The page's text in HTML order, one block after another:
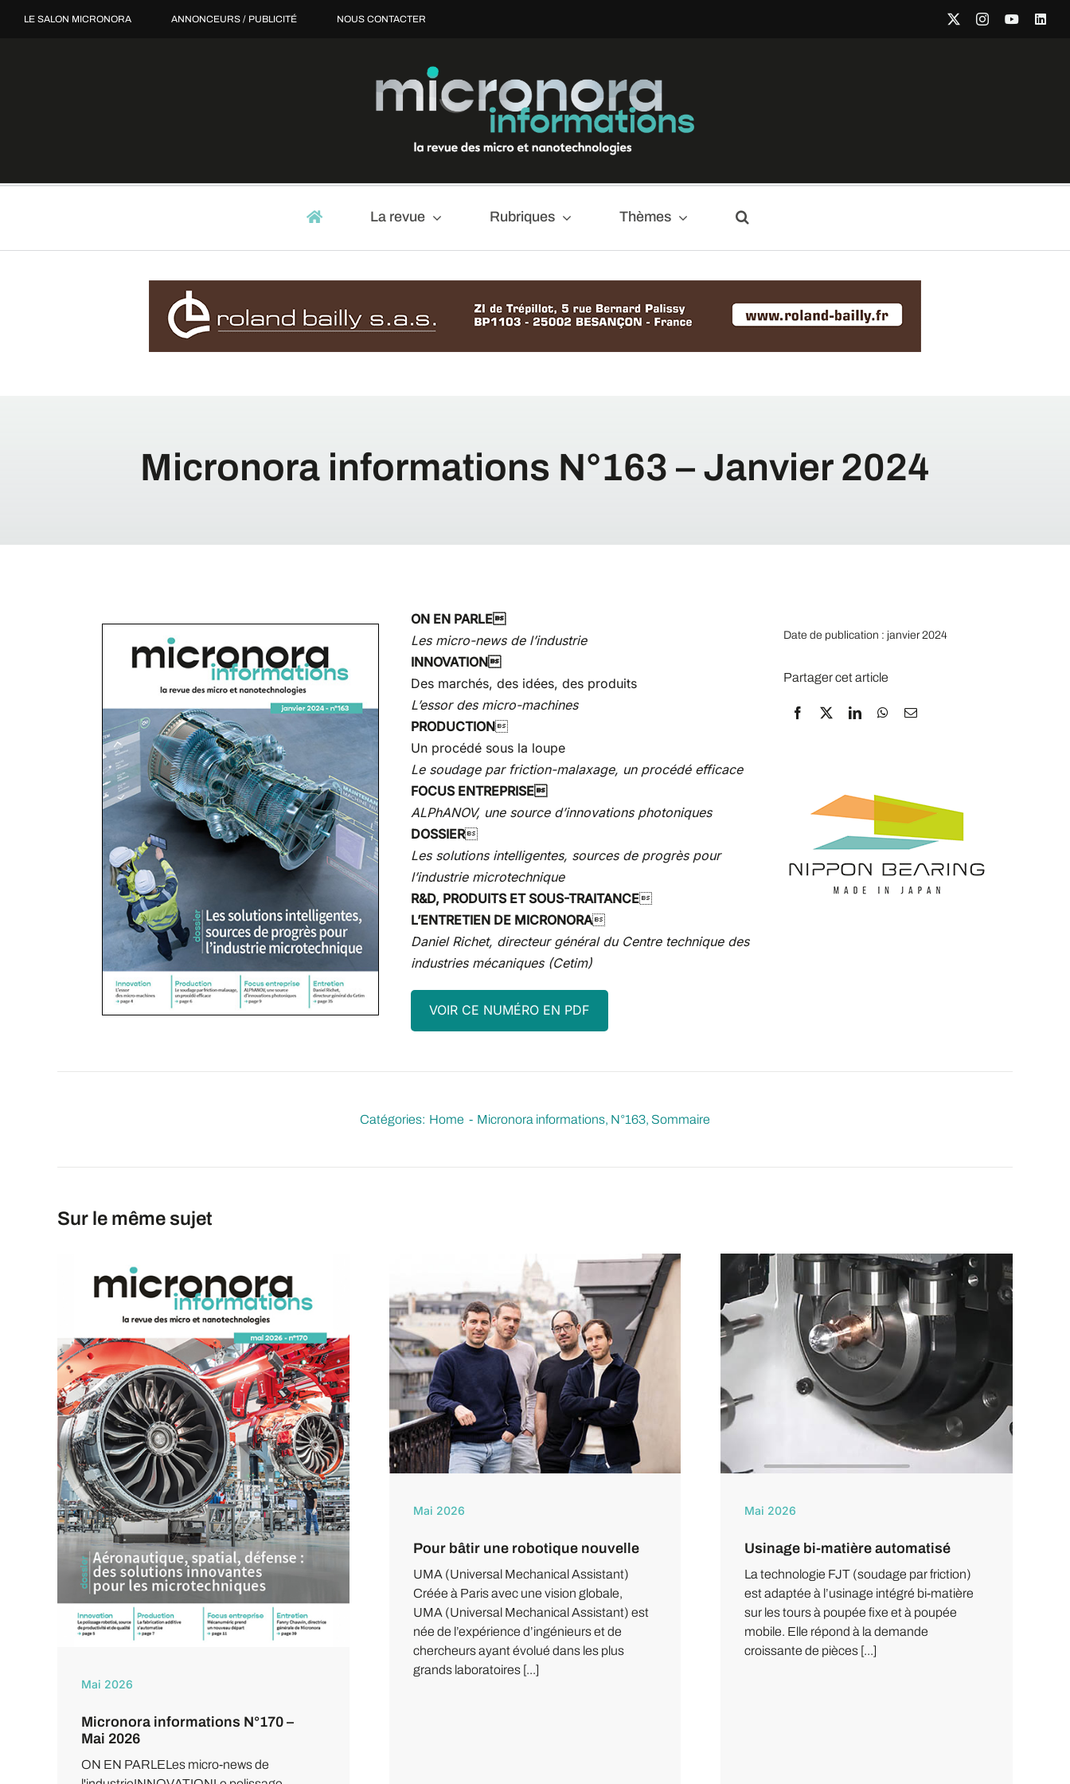
LE SALON MICRONORA ANNONCEURS / PUBLICITÉ NOUS CONTACTER
La revue Rubriques Thèmes
Micronora informations N°163 – Janvier 2024
ON EN PARLE
Les micro-news de l’industrie
INNOVATION
Des marchés, des idées, des produits
L’essor des micro-machines
PRODUCTION
Un procédé sous la loupe
Le soudage par friction-malaxage, un procédé efficace
FOCUS ENTREPRISE
ALPhANOV, une source d’innovations photoniques
DOSSIER
Les solutions intelligentes, sources de progrès pour
l’industrie microtechnique
R&D, PRODUITS ET SOUS-TRAITANCE
L’ENTRETIEN DE MICRONORA
Daniel Richet, directeur général du Centre technique des
industries mécaniques (Cetim)
VOIR CE NUMÉRO EN PDF
Date de publication : janvier 2024
Partager cet article
Catégories: Home Micronora informations N°163 Sommaire
Sur le même sujet
Mai 2026
Micronora informations N°170 –
Mai 2026
ON EN PARLELes micro-news de
Mai 2026
Pour bâtir une robotique nouvelle
UMA (Universal Mechanical Assistant)
Créée à Paris avec une vision globale,
UMA (Universal Mechanical Assistant) est
née de l’expérience d’ingénieurs et de
chercheurs ayant évolué dans les plus
grands laboratoires [...]
Mai 2026
Usinage bi-matière automatisé
La technologie FJT (soudage par friction)
est adaptée à l’usinage intégré bi-matière
sur les tours à poupée fixe et à poupée
mobile. Elle répond à la demande
croissante de pièces [...]